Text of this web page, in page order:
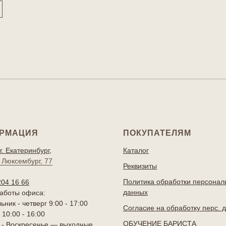
Екатеринбург,
77
16 66
офиса:
- четверг 9:00 - 17:00
10:00 - 16:00
- Воскресенье — выходные
ПОКУПАТЕЛЯМ
Каталог
Реквизиты
Политика обработки
данных
Согласие на обработку перс.
ОБУЧЕНИЕ БАРИСТА